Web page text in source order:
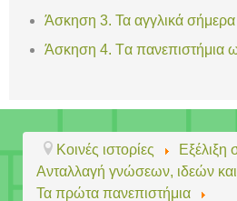
Άσκηση 3. Τα αγγλικά σήμερα
Άσκηση 4. Tα πανεπιστήμια
Κοινές ιστορίες
Εξέλιξη
Ανταλλαγή γνώσεων, ιδεών
Τα πρώτα πανεπιστήμια